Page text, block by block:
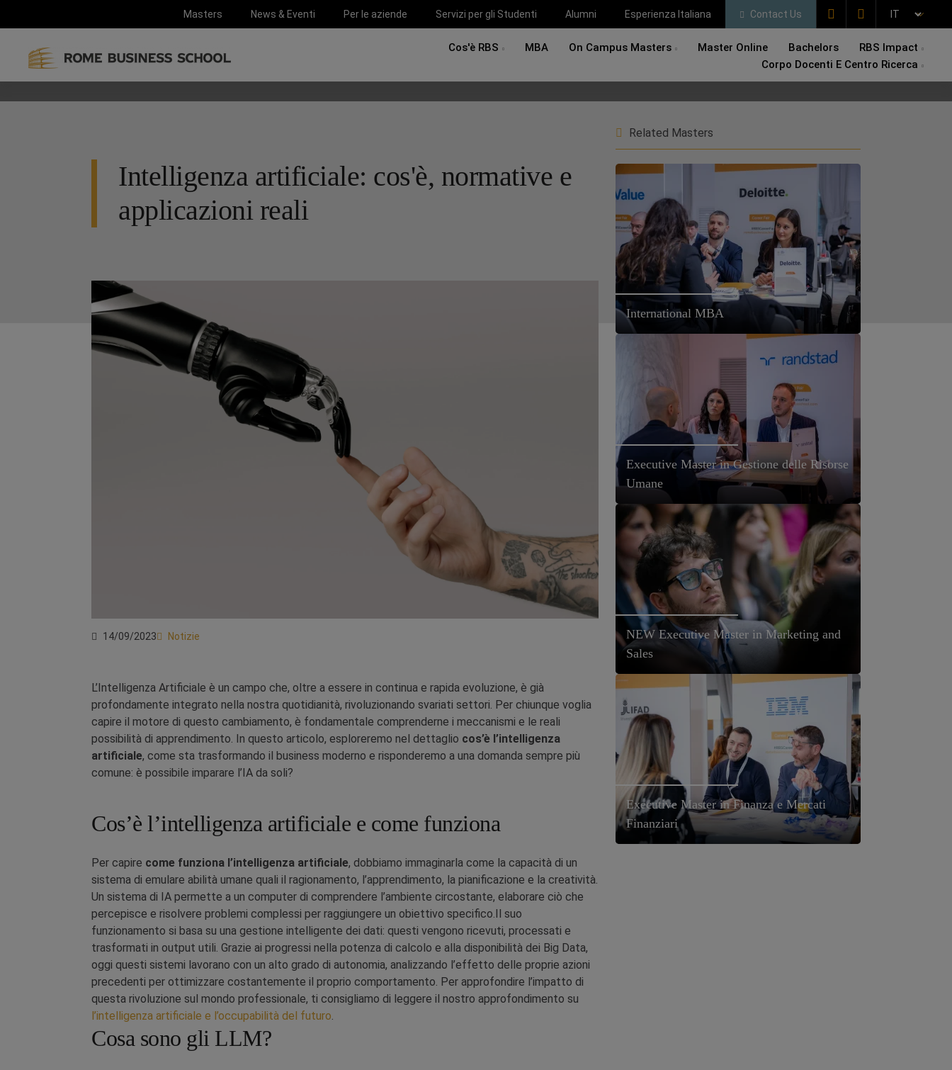
Masters News & Eventi Per le aziende Servizi per gli Studenti Alumni Esperienza Italiana Contact Us
Cos'è RBS MBA On Campus Masters Master Online Bachelors
RBS Impact
Corpo Docenti E Centro Ricerca
Intelligenza artificiale: cos'è, normative e
applicazioni reali
14/09/2023 Notizie
L’Intelligenza Artificiale è un campo che, oltre a essere in continua e rapida evoluzione, è già
profondamente integrato nella nostra quotidianità, rivoluzionando svariati settori. Per chiunque voglia
capire il motore di questo cambiamento, è fondamentale comprenderne i meccanismi e le reali
possibilità di apprendimento. In questo articolo, esploreremo nel dettaglio cos’è l’intelligenza
artificiale, come sta trasformando il business moderno e risponderemo a una domanda sempre più
comune: è possibile imparare l’IA da soli?
Cos’è l’intelligenza artificiale e come funziona
Per capire come funziona l’intelligenza artificiale, dobbiamo immaginarla come la capacità di un
sistema di emulare abilità umane quali il ragionamento, l’apprendimento, la pianificazione e la creatività.
Un sistema di IA permette a un computer di comprendere l’ambiente circostante, elaborare ciò che
percepisce e risolvere problemi complessi per raggiungere un obiettivo specifico.Il suo
funzionamento si basa su una gestione intelligente dei dati: questi vengono ricevuti, processati e
trasformati in output utili. Grazie ai progressi nella potenza di calcolo e alla disponibilità dei Big Data,
oggi questi sistemi lavorano con un alto grado di autonomia, analizzando l’effetto delle proprie azioni
precedenti per ottimizzare costantemente il proprio comportamento. Per approfondire l’impatto di
questa rivoluzione sul mondo professionale, ti consigliamo di leggere il nostro approfondimento su
l’intelligenza artificiale e l’occupabilità del futuro.
Cosa sono gli LLM?
Related Masters
International MBA
Executive Master in Gestione delle Risorse
Umane
NEW Executive Master in Marketing and
Sales
Executive Master in Finanza e Mercati
Finanziari